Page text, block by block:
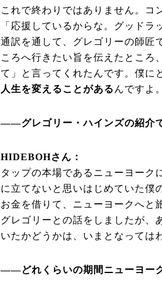
これで終わりではありません。コ
「応援しているからな。グッドラ
通訳を通して、グレゴリーの師匠
ころへ行きたい旨を伝えたところ
て」と言ってくれたんです。僕に
人生を変えることがある んですよ。
――グレゴリー・ハインズの紹介
HIDEBOHさん：
タップの本場であるニューヨーク
に立てないと思いはじめていた僕
お金を借りて、ニューヨークへと
グレゴリーとの話をしましたが、
いたかどうかは、いまとなっては
――どれくらいの期間ニューヨー